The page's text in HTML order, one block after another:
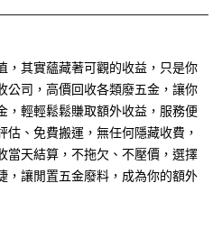
，其實蘊藏著可觀的收益，只是你
公司，高價回收各類廢五金，讓你
，輕輕鬆鬆賺取額外收益，服務便
、免費搬運，無任何隱藏收費，
當天結算，不拖欠、不壓價，選擇
，讓閒置五金廢料，成為你的額外